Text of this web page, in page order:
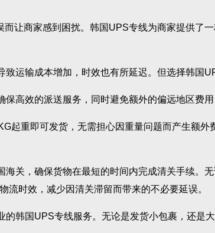
商家感到困扰。韩国UPS专线为商家提供了
输成本增加，时效也有所延迟。但选择韩国
效的派送服务，同时避免额外的偏远地区费
重即可发货，无需担心因重量问题而产生额外
，确保货物在最短的时间内完成清关手续。
流时效，减少因清关滞留而带来的不必要延误。
国UPS专线服务。无论是发货小包裹，还是大